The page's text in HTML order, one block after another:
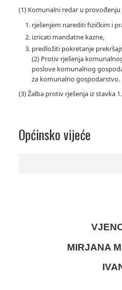
(1) Komunalni redar u
rješenjem narediti fizičkim i
izricati mandatne kazne,
predložiti pokretanje
(2) Protiv rješenja
poslove komunalnog
za komunalno gospodarstvo.
(3) Žalba protiv rješenja iz stavka
Općinsko vijeće
MIRJANA